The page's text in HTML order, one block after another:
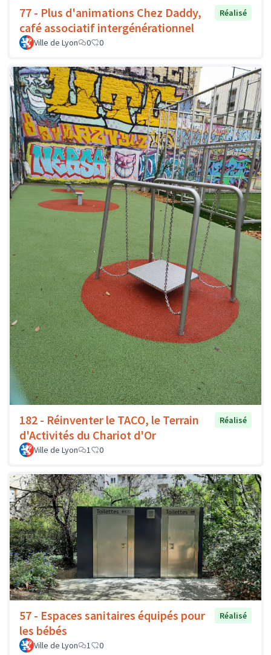
77 - Plus d'animations Chez Daddy,
café associatif intergénérationnel
Réalisé
Ville de Lyon 0 0
182 - Réinventer le TACO, le Terrain
d'Activités du Chariot d'Or
Réalisé
Ville de Lyon 1 0
57 - Espaces sanitaires équipés pour
les bébés
Réalisé
Ville de Lyon 1 0